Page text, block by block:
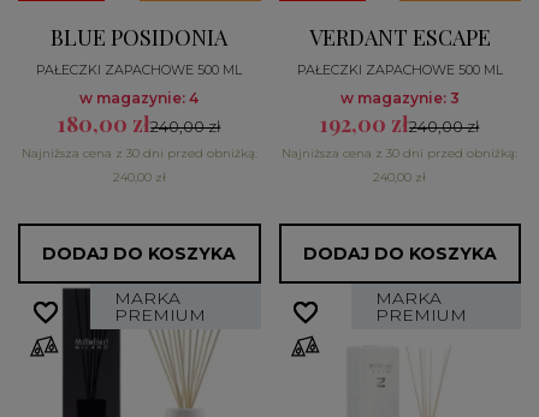
BLUE POSIDONIA
PAŁECZKI ZAPACHOWE 500 ML
w magazynie: 4
180,00 zł240,00 zł
Najniższa cena z 30 dni przed obniżką:
240,00 zł
DODAJ DO KOSZYKA
VERDANT ESCAPE
PAŁECZKI ZAPACHOWE 500 ML
w magazynie: 3
192,00 zł240,00 zł
Najniższa cena z 30 dni przed obniżką:
240,00 zł
DODAJ DO KOSZYKA
MARKA
PREMIUM
favorite_border
favorite_border MARKA
PREMIUM
favorite_border
favorite_border